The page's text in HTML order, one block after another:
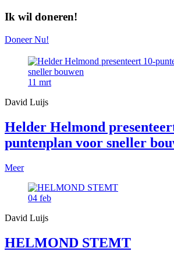
Ik wil doneren!
Doneer Nu!
11 mrt
David Luijs
Helder Helmond
puntenplan voor sneller
Meer
04 feb
David Luijs
HELMOND STEMT